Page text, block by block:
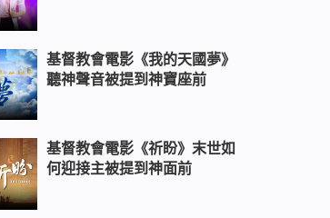
基督教會電影《我的天國夢》
聽神聲音被提到神寶座前
基督教會電影《祈盼》末世如
何迎接主被提到神面前